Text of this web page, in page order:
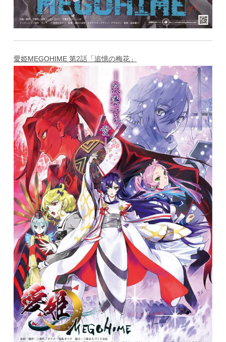
愛姫MEGOHIME 第2話「追憶の梅花」